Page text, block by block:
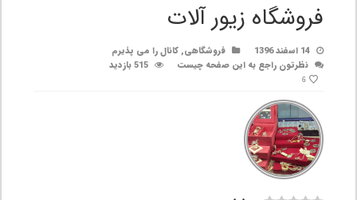
فروشگاه زیور آلات
14 اسفند 1396 فروشگاهی,کانال را می پذیرم
نظرتون راجع به این صفحه چیست
515 بازدید
6